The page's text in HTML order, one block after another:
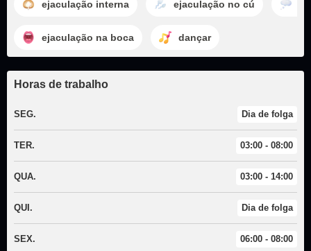
ejaculação interna ejaculação no cú
ejaculação na boca dançar
Horas de trabalho
SEG. Dia de folga
TER. 03:00 - 08:00
QUA. 03:00 - 14:00
QUI. Dia de folga
SEX. 06:00 - 08:00